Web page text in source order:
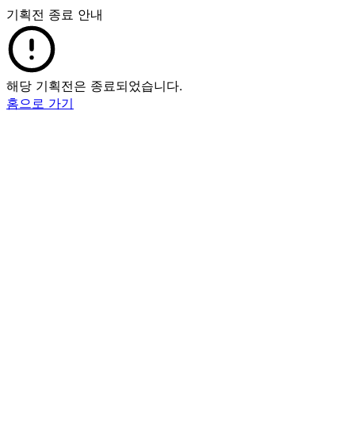
기획전 종료 안내
해당 기획전은 종료되었습니다.
홈으로 가기